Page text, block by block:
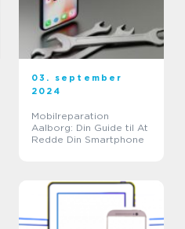
03. september
2024
Mobilreparation
Aalborg: Din Guide til At
Redde Din Smartphone